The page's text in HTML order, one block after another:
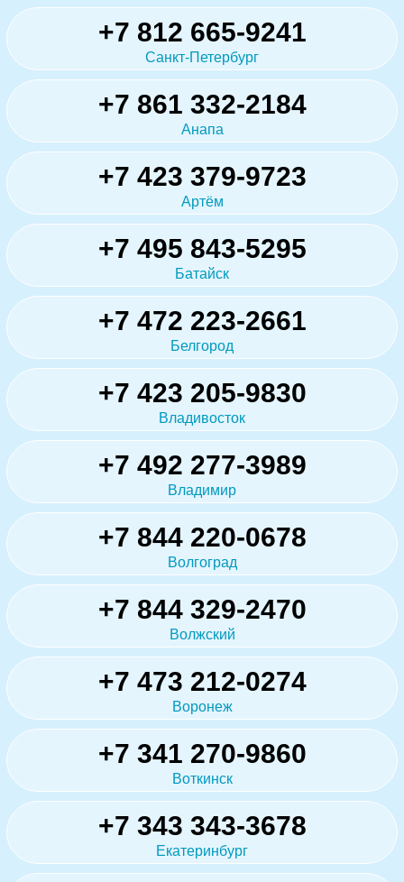
+7 812 665-9241
Санкт-Петербург
+7 861 332-2184
Анапа
+7 423 379-9723
Артём
+7 495 843-5295
Батайск
+7 472 223-2661
Белгород
+7 423 205-9830
Владивосток
+7 492 277-3989
Владимир
+7 844 220-0678
Волгоград
+7 844 329-2470
Волжский
+7 473 212-0274
Воронеж
+7 341 270-9860
Воткинск
+7 343 343-3678
Екатеринбург